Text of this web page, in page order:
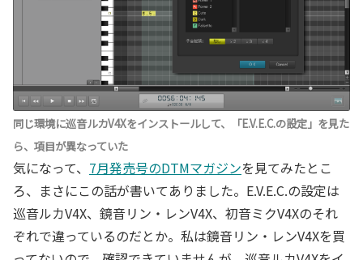
同じ環境に巡音ルカV4Xをインストールして、「E.V.E.C.の設定」を見た
ら、項目が異なっていた
気になって、 7月発売号のDTMマガジンを見てみたとこ
ろ、まさにこの話が書いてありました。E.V.E.C.の設定は
巡音ルカV4X、鏡音リン・レンV4X、初音ミクV4Xのそれ
ぞれで違っているのだとか。私は鏡音リン・レンV4Xを買